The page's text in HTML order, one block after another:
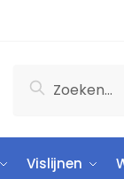
Zoeken
Vislijnen